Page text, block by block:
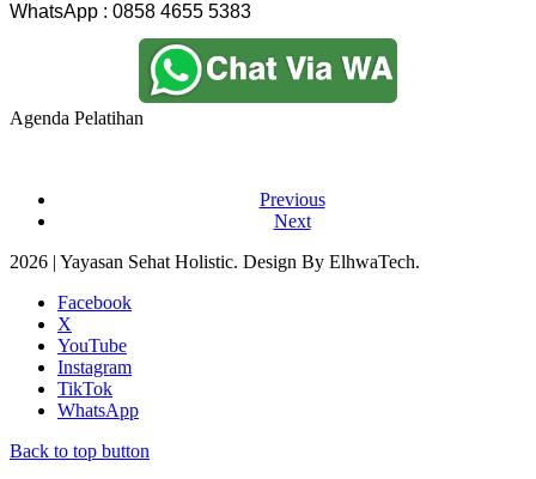
WhatsApp : 0858 4655 5383
Agenda Pelatihan
Previous
Next
2026 | Yayasan Sehat Holistic. Design By ElhwaTech.
Facebook
X
YouTube
Instagram
TikTok
WhatsApp
Back to top button